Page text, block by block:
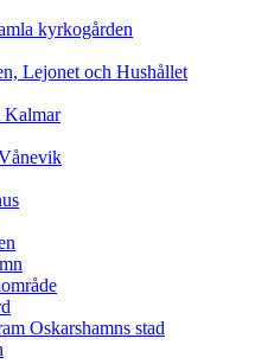
kyrkogården
Lejonet och Hushållet
Kalmar
Oskarshamns stad